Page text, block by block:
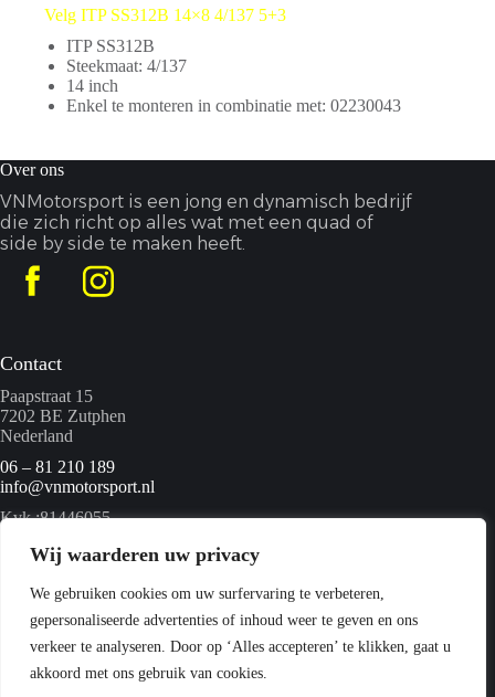
Wij waarderen uw privacy
We gebruiken cookies om uw surfervaring te verbeteren,
gepersonaliseerde advertenties of inhoud weer te geven en ons
verkeer te analyseren. Door op ‘Alles accepteren’ te klikken, gaat u
akkoord met ons gebruik van cookies.
Velg ITP SS312B 14×8 4/137 5+3
ITP SS312B
Steekmaat: 4/137
14 inch
Enkel te monteren in combinatie met: 02230043
Over ons
VNMotorsport is een jong en dynamisch bedrijf
die zich richt op alles wat met een quad of
side by side te maken heeft.
Contact
Paapstraat 15
7202 BE Zutphen
Nederland
06 – 81 210 189
info@vnmotorsport.nl
Kvk :81446055
Menu
Home
Quads